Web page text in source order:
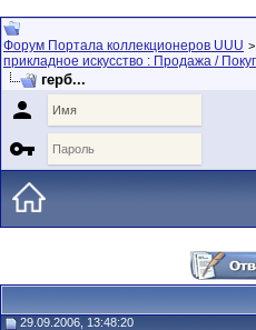
Форум Портала коллекционеров UUU >
прикладное искусство : Продажа /
герб...


29.09.2006, 13:48:20